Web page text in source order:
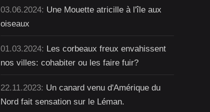
03.06.2024: Une Mouette atricille à l'île aux
oiseaux
01.03.2024: Les corbeaux freux envahissent
nos villes: cohabiter ou les faire fuir?
22.11.2023: Un canard venu d'Amérique du
Nord fait sensation sur le Léman.